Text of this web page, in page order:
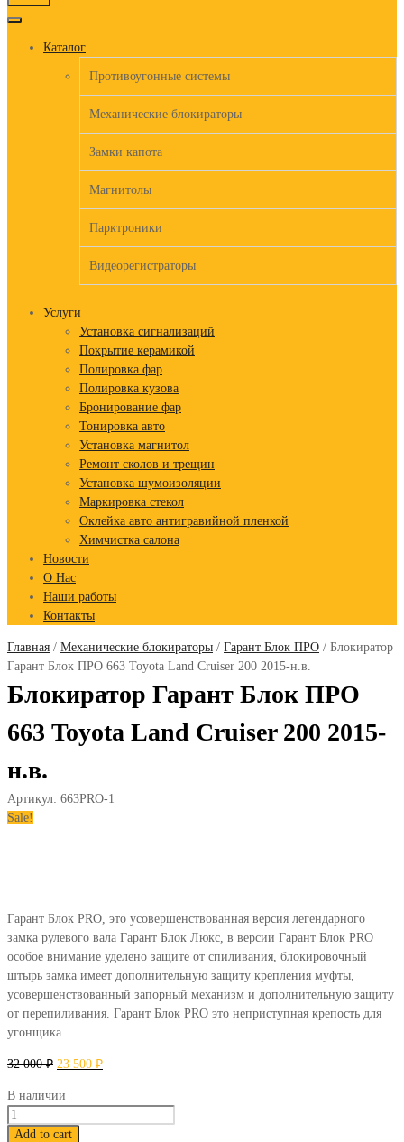
to
Каталог
Противоугонные системы
Механические блокираторы
Замки капота
Магнитолы
Парктроники
Видеорегистраторы
Услуги
Установка сигнализаций
Покрытие керамикой
Полировка фар
Полировка кузова
Бронирование фар
Тонировка авто
Установка магнитол
Ремонт сколов и трещин
Установка шумоизоляции
Маркировка стекол
Оклейка авто антигравийной пленкой
Химчистка салона
Новости
О Нас
Наши работы
Контакты
Главная / Механические блокираторы / Гарант Блок ПРО / Блокиратор
Гарант Блок ПРО 663 Toyota Land Cruiser 200 2015-н.в.
Блокиратор Гарант Блок ПРО
663 Toyota Land Cruiser 200 2015-
н.в.
Артикул: 663PRO-1
Sale!
Гарант Блок PRO, это усовершенствованная версия легендарного
замка рулевого вала Гарант Блок Люкс, в версии Гарант Блок PRO
особое внимание уделено защите от спиливания, блокировочный
штырь замка имеет дополнительную защиту крепления муфты,
усовершенствованный запорный механизм и дополнительную защиту
от перепиливания. Гарант Блок PRO это неприступная крепость для
угонщика.
32 000₽ 23 500 ₽
В наличии
Блокиратор
Гарант
Add to cart